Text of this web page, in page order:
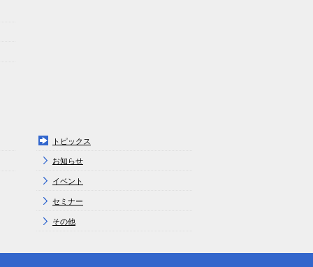
トピックス
お知らせ
イベント
セミナー
その他